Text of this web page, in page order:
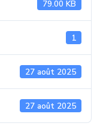
79.00 KB
1
27 août 2025
27 août 2025